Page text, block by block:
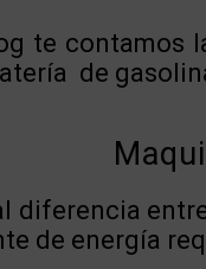
te contamos
de
diferencia
de energía